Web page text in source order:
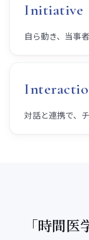
Initiative
自ら動き、当事
対話と連携で、
「時間